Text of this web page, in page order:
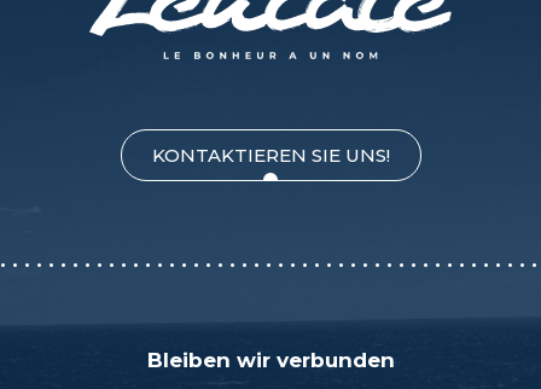
KONTAKTIEREN SIE UNS!
Bleiben wir verbunden